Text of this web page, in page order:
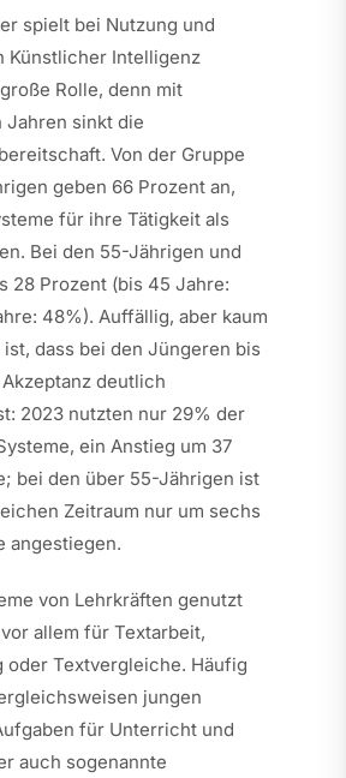
spielt bei Nutzung und
Künstlicher Intelligenz
Rolle, denn mit
Jahren sinkt die
Von der Gruppe
geben 66 Prozent an,
für ihre Tätigkeit als
Bei den 55-Jährigen und
28 Prozent (bis 45 Jahre:
48%). Auffällig, aber kaum
dass bei den Jüngeren bis
deutlich
2023 nutzten nur 29% der
ein Anstieg um 37
bei den über 55-Jährigen ist
Zeitraum nur um sechs
angestiegen.
von Lehrkräften genutzt
allem für Textarbeit,
oder Textvergleiche. Häufig
jungen
für Unterricht und
auch sogenannte